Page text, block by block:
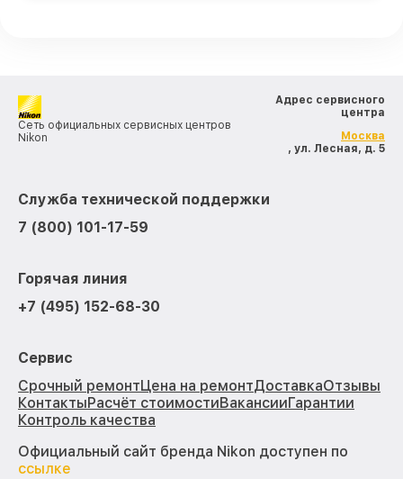
Сеть официальных сервисных центров
Nikon
Адрес сервисного
центра
Москва
, ул. Лесная, д. 5
Служба технической поддержки
7 (800) 101-17-59
Горячая линия
+7 (495) 152-68-30
Сервис
Срочный ремонтЦена на ремонтДоставкаОтзывы
КонтактыРасчёт стоимостиВакансииГарантии
Контроль качества
Официальный сайт бренда Nikon доступен по
ссылке